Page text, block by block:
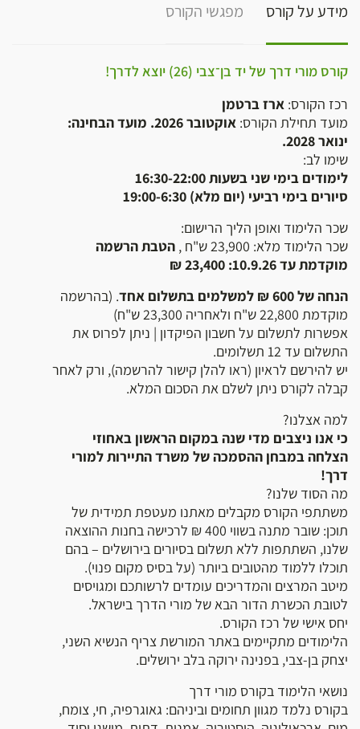
מידע על קורס מפגשי הקורס
קורס מורי דרך של יד בן־צבי (26) יוצא לדרך!
רכז הקורס: ארז ברטמן
מועד תחילת הקורס:
אוקטובר 2026. מועד הבחינה:
ינואר 2028.
שימו לב:
לימודים בימי שני בשעות 16:30-22:00
סיורים בימי רביעי (יום מלא) 19:00-6:30
שכר הלימוד ואופן הליך הרישום:
שכר הלימוד מלא: 23,900 ש"ח ,
הטבת הרשמה
מוקדמת עד 10.9.26: 23,400 ₪
הנחה של 600 ₪ למשלמים בתשלום אחד
. (בהרשמה
מוקדמת 22,800 ש"ח ולאחריה 23,300 ש"ח)
אפשרות לתשלום על חשבון הפיקדון | ניתן לפרוס את
התשלום עד 12 תשלומים.
יש להירשם לראיון (ראו להלן קישור להרשמה), ורק לאחר
קבלה לקורס ניתן לשלם את הסכום המלא.
למה אצלנו?
כי אנו ניצבים מדי שנה במקום הראשון באחוזי
הצלחה במבחן ההסמכה של משרד התיירות למורי
דרך!
מה הסוד שלנו?
משתתפי הקורס מקבלים מאתנו מעטפת תמידית של
תוכן: שובר מתנה בשווי 400 ₪ לרכישה בחנות ההוצאה
שלנו, השתתפות ללא תשלום בסיורים בירושלים – בהם
תוכלו ללמוד מהטובים ביותר (על בסיס מקום פנוי).
מיטב המרצים והמדריכים עומדים לרשותכם ומגויסים
לטובת הכשרת הדור הבא של מורי הדרך בישראל.
יחס אישי של רכז הקורס.
הלימודים מתקיימים באתר המורשת צריף הנשיא השני,
יצחק בן-צבי, בפנינה ירוקה בלב ירושלים.
נושאי הלימוד בקורס מורי דרך
בקורס נלמד מגוון תחומים וביניהם: גאוגרפיה, חי, צומח,